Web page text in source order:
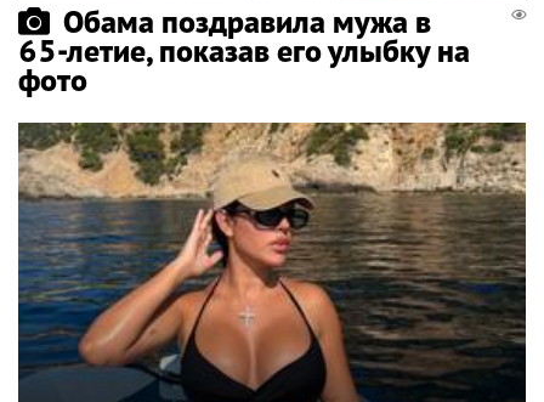
Обама поздравила мужа в
65-летие, показав его улыбку на
фото